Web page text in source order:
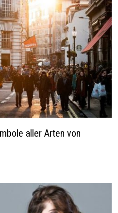
aller Arten von